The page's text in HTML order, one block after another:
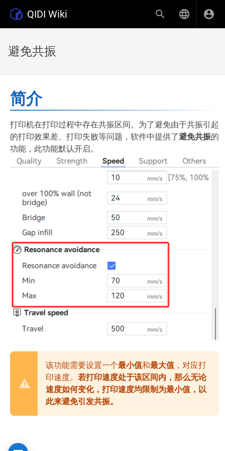
QIDI Wiki
避免共振
简介
打印机在打印过程中存在共振区间。为了避免由于共振引起
的打印效果差、打印失败等问题，软件中提供了避免共振的
功能，此功能默认开启。
该功能需要设置一个最小值和最大值 ，对应打
印速度。 若打印速度处于该区间内，那么无论
速度如何变化，打印速度均限制为最小值，以
此来避免引发共振。